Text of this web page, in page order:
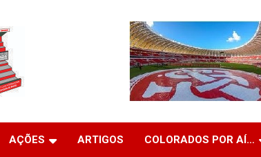
AÇÕES ARTIGOS COLORADOS POR AÍ…